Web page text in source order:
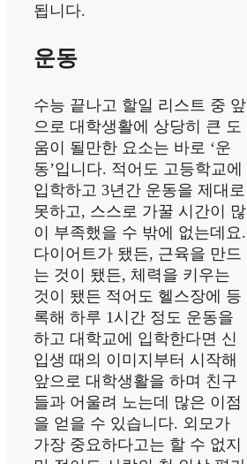
됩니다.
운동
수능 끝나고 할일 리스트 중 앞
으로 대학생활에 상당히 큰 도
움이 될만한 요소는 바로 ‘운
동’입니다. 적어도 고등학교에
입학하고 3년간 운동을 제대로
못하고, 스스로 가꿀 시간이 많
이 부족했을 수 밖에 없는데요.
다이어트가 됐든, 근육을 만드
는 것이 됐든, 체력을 키우는
것이 됐든 적어도 헬스장에 등
록해 하루 1시간 정도 운동을
하고 대학교에 입학한다면 신
입생 때의 이미지부터 시작해
앞으로 대학생활을 하며 친구
들과 어울려 노는데 많은 이점
을 얻을 수 있습니다. 외모가
가장 중요하다고는 할 수 없지